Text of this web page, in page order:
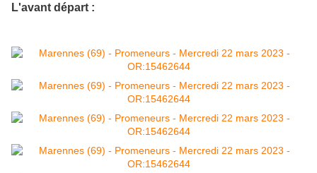
L'avant départ :